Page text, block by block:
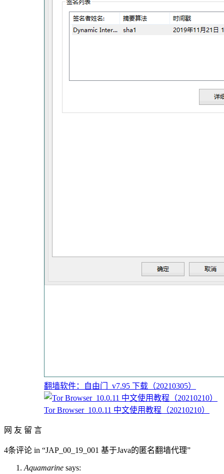
翻墙软件：自由门_v7.95 下载（20210305）
Tor Browser_10.0.11 中文使用教程（20210210）
网 友 留 言
4条评论 in “JAP_00_19_001 基于Java的匿名翻墙代理”
Aquamarine says: